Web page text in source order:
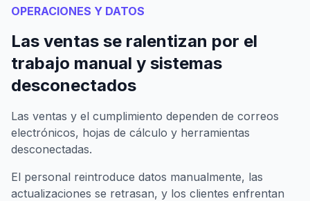
OPERACIONES Y DATOS
Las ventas se ralentizan por el
trabajo manual y sistemas
desconectados
Las ventas y el cumplimiento dependen de correos
electrónicos, hojas de cálculo y herramientas
desconectadas.
El personal reintroduce datos manualmente, las
actualizaciones se retrasan, y los clientes enfrentan